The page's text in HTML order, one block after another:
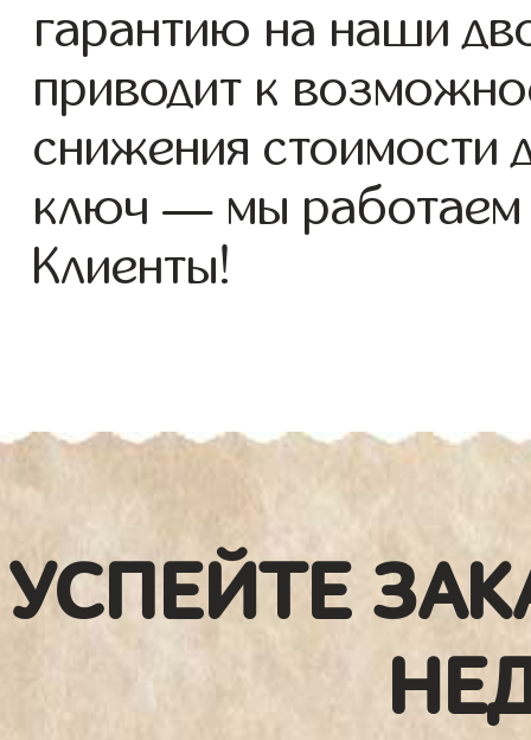
гарантию на наши
приводит к
снижения стоимости
ключ — мы
Клиенты!
УСПЕЙТЕ